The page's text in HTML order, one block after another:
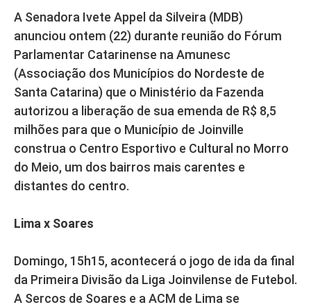
A Senadora Ivete Appel da Silveira (MDB)
anunciou ontem (22) durante reunião do Fórum
Parlamentar Catarinense na Amunesc
(Associação dos Municípios do Nordeste de
Santa Catarina) que o Ministério da Fazenda
autorizou a liberação de sua emenda de R$ 8,5
milhões para que o Município de Joinville
construa o Centro Esportivo e Cultural no Morro
do Meio, um dos bairros mais carentes e
distantes do centro.
Lima x Soares
Domingo, 15h15, acontecerá o jogo de ida da final
da Primeira Divisão da Liga Joinvilense de Futebol.
A Sercos de Soares e a ACM de Lima se